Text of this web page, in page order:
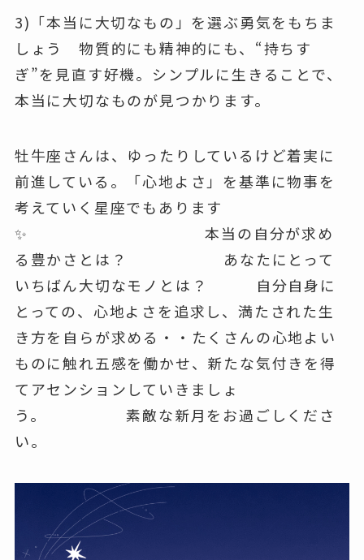
3)「本当に大切なもの」を選ぶ勇気をもちま
しょう 物質的にも精神的にも、“持ちす
ぎ”を見直す好機。シンプルに生きることで、
本当に大切なものが見つかります。
牡牛座さんは、ゆったりしているけど着実に
前進している。「心地よさ」を基準に物事を
考えていく星座でもあります
✨ 本当の自分が求め
る豊かさとは？ あなたにとって
いちばん大切なモノとは？ 自分自身に
とっての、心地よさを追求し、満たされた生
き方を自らが求める・・たくさんの心地よい
ものに触れ五感を働かせ、新たな気付きを得
てアセンションしていきましょ
う。 素敵な新月をお過ごしくださ
い。